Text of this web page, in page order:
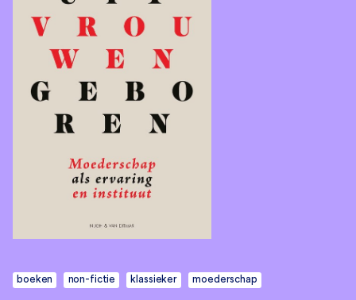
boeken non-fictie klassieker moederschap